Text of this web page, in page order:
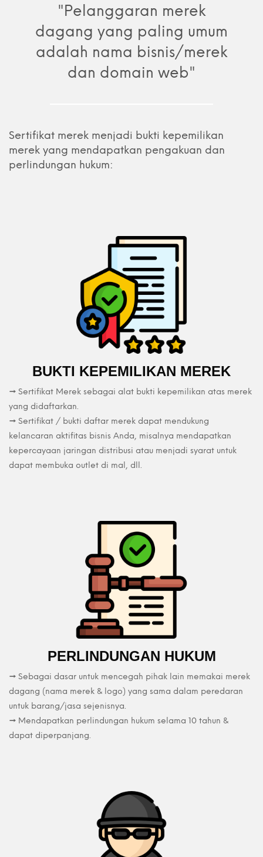
"Pelanggaran merek
dagang yang paling umum
adalah nama bisnis/merek
dan domain web"
Sertifikat merek menjadi bukti kepemilikan
merek yang mendapatkan pengakuan dan
perlindungan hukum:
BUKTI KEPEMILIKAN MEREK
→ Sertifikat Merek sebagai alat bukti kepemilikan atas merek
yang didaftarkan.
→ Sertifikat / bukti daftar merek dapat mendukung
kelancaran aktifitas bisnis Anda, misalnya mendapatkan
kepercayaan jaringan distribusi atau menjadi syarat untuk
dapat membuka outlet di mal, dll.
PERLINDUNGAN HUKUM
→ Sebagai dasar untuk mencegah pihak lain memakai merek
dagang (nama merek & logo) yang sama dalam peredaran
untuk barang/jasa sejenisnya.
→ Mendapatkan perlindungan hukum selama 10 tahun &
dapat diperpanjang.